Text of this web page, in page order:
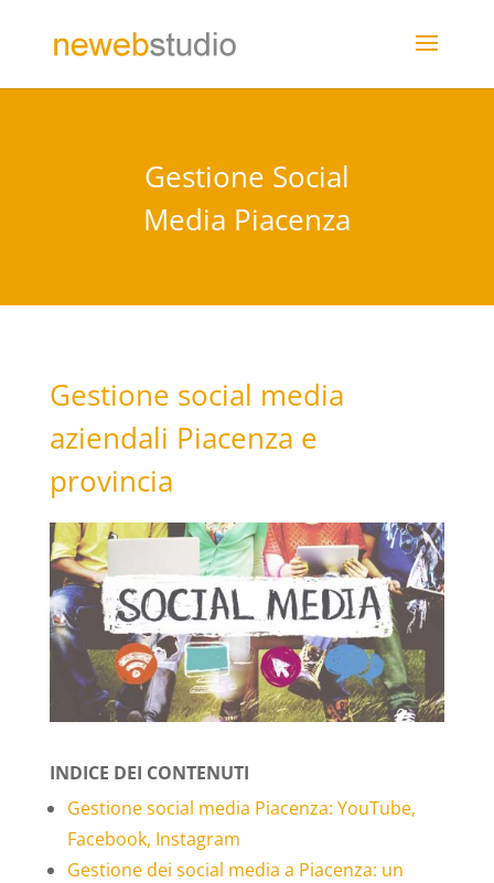
Gestione Social
Media Piacenza
Gestione social media
aziendali Piacenza e
provincia
INDICE DEI CONTENUTI
Gestione social media Piacenza: YouTube,
Facebook, Instagram
Gestione dei social media a Piacenza: un